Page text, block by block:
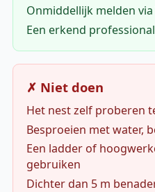
Onmiddellijk melden via
Een erkend
✗ Niet doen
Het nest zelf proberen
Besproeien met water,
Een ladder of
gebruiken
Dichter dan 5 m